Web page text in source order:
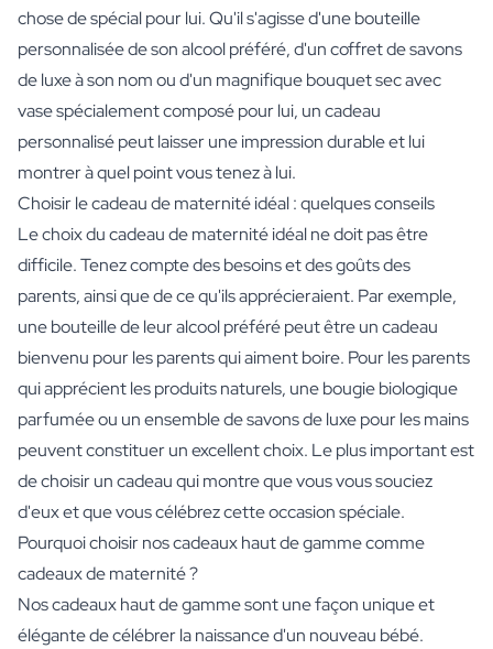
chose de spécial pour lui. Qu'il s'agisse d'une bouteille
personnalisée de son alcool préféré, d'un coffret de savons
de luxe à son nom ou d'un magnifique bouquet sec avec
vase spécialement composé pour lui, un cadeau
personnalisé peut laisser une impression durable et lui
montrer à quel point vous tenez à lui.
Choisir le cadeau de maternité idéal : quelques conseils
Le choix du cadeau de maternité idéal ne doit pas être
difficile. Tenez compte des besoins et des goûts des
parents, ainsi que de ce qu'ils apprécieraient. Par exemple,
une bouteille de leur alcool préféré peut être un cadeau
bienvenu pour les parents qui aiment boire. Pour les parents
qui apprécient les produits naturels, une bougie biologique
parfumée ou un ensemble de savons de luxe pour les mains
peuvent constituer un excellent choix. Le plus important est
de choisir un cadeau qui montre que vous vous souciez
d'eux et que vous célébrez cette occasion spéciale.
Pourquoi choisir nos cadeaux haut de gamme comme
cadeaux de maternité ?
Nos cadeaux haut de gamme sont une façon unique et
élégante de célébrer la naissance d'un nouveau bébé.